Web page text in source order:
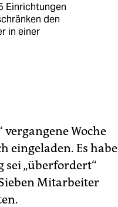
Einrichtungen
den
in einer
Woche
eingeladen. Es habe
sei „überfordert“
Mitarbeiter